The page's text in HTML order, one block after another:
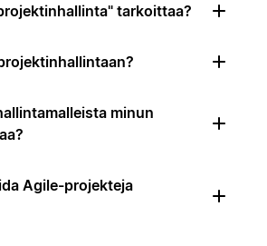
tarkoittaa?
minun
Agile-projekteja